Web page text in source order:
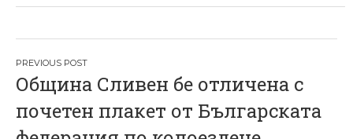
Н
а
в
Община Сливен бе отличена с
почетен плакет от Българската